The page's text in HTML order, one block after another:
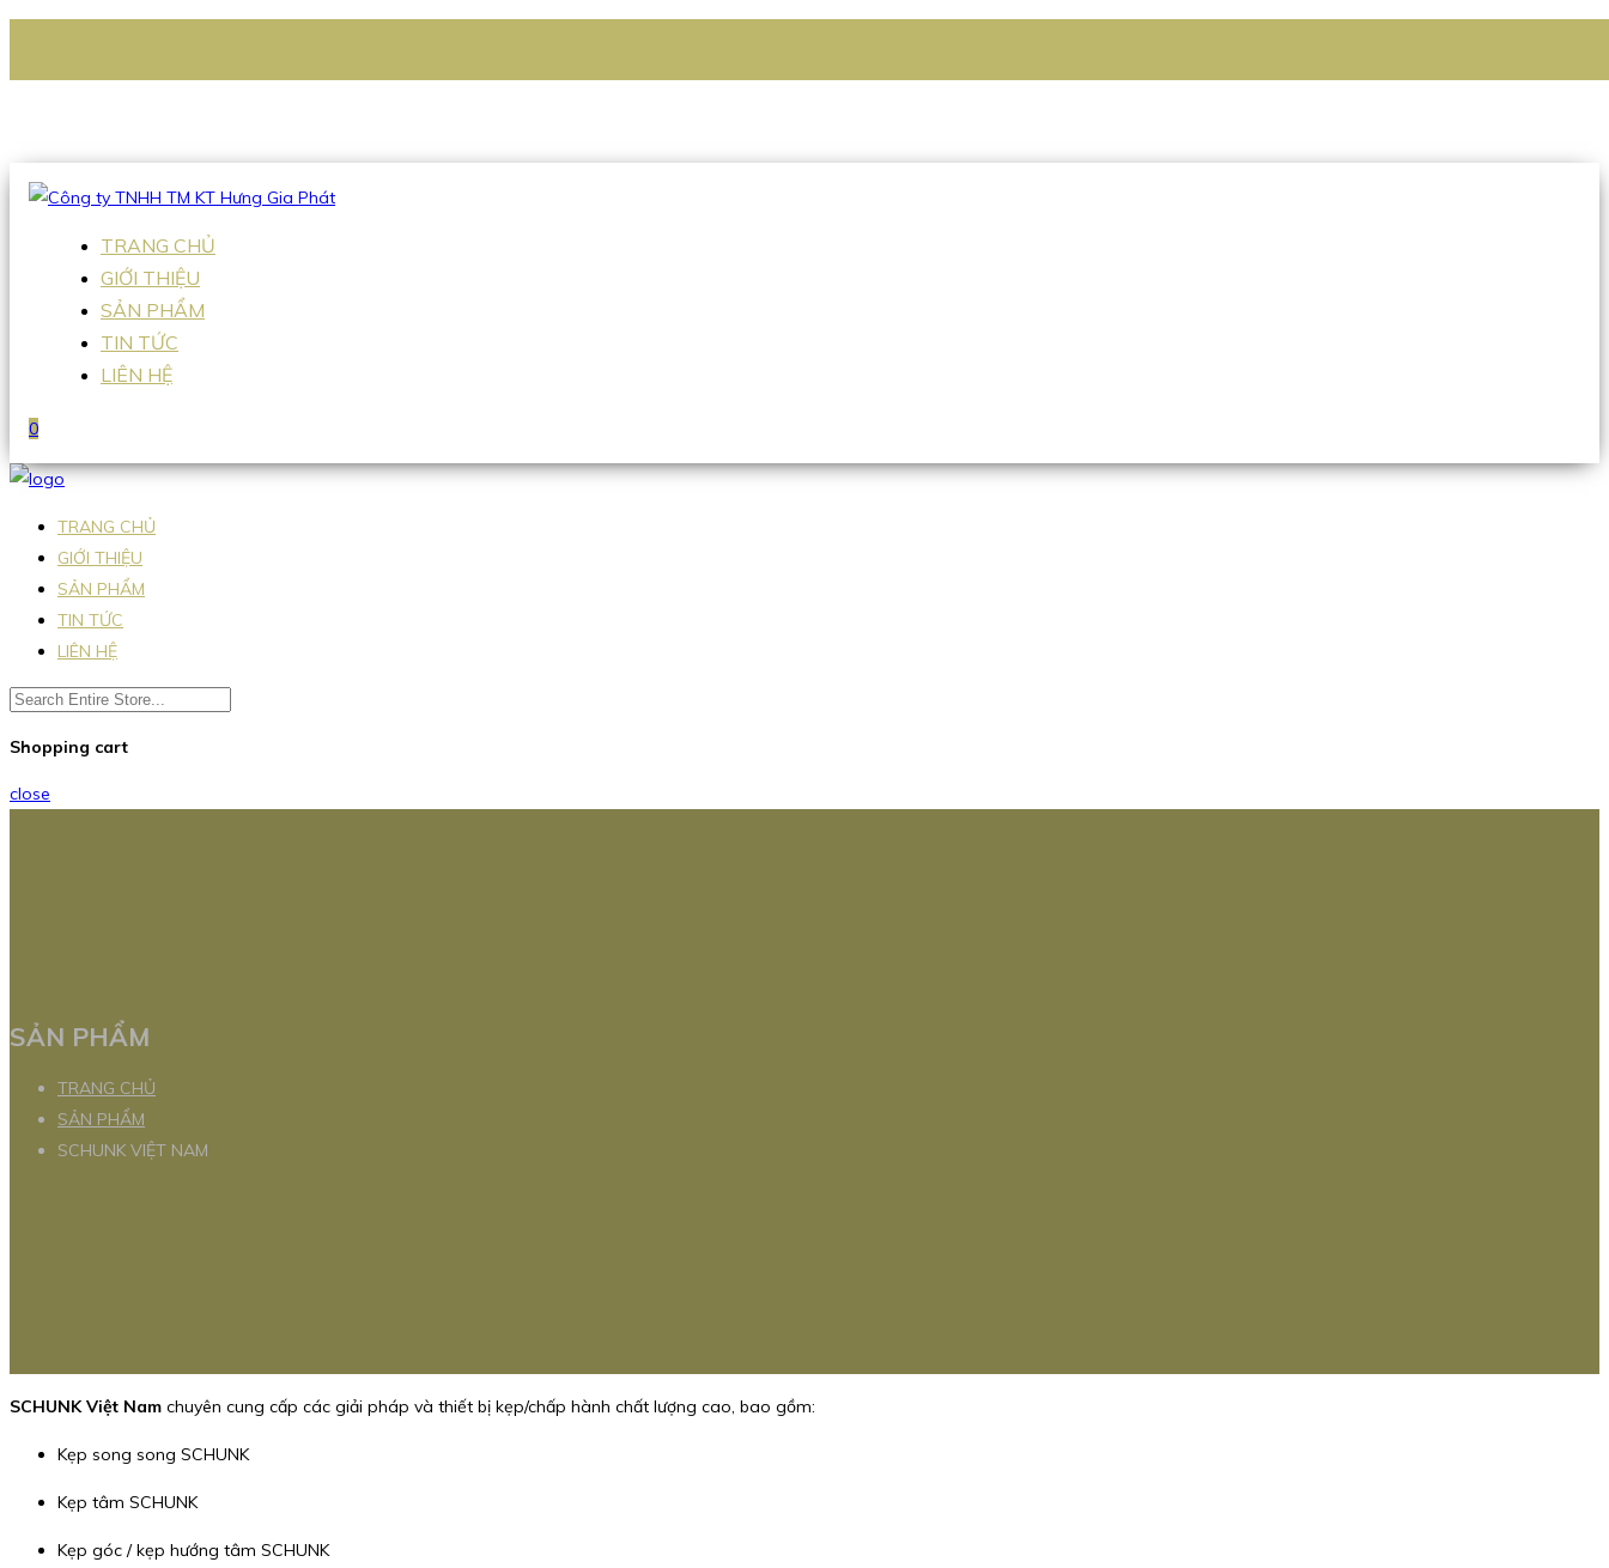
Hotline:0938 336 079
TRANG CHỦ
GIỚI THIỆU
SẢN PHẨM
TIN TỨC
LIÊN HỆ
0
TRANG CHỦ
GIỚI THIỆU
SẢN PHẨM
TIN TỨC
LIÊN HỆ
Shopping cart
close
SẢN PHẨM
TRANG CHỦ
SẢN PHẨM
SCHUNK VIỆT NAM
SCHUNK Việt Nam chuyên cung cấp các giải pháp và thiết bị kẹp/chấp hành chất lượng cao, bao gồm:
Kẹp song song SCHUNK
Kẹp tâm SCHUNK
Kẹp góc / kẹp hướng tâm SCHUNK